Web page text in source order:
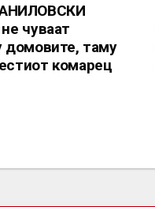
чуваат
домовите, таму
комарец